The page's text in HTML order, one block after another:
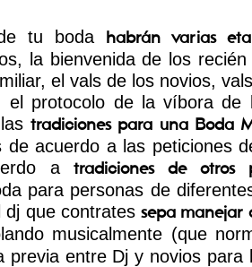
tu boda habrán varias
la bienvenida de los recién
el vals de los novios,
el protocolo de la víbora de
lastradiciones para una Boda
de acuerdo a las peticiones
atradiciones de otros
para personas de
dj que contrates sepa manejar
musicalmente (que
previa entre Dj y novios para